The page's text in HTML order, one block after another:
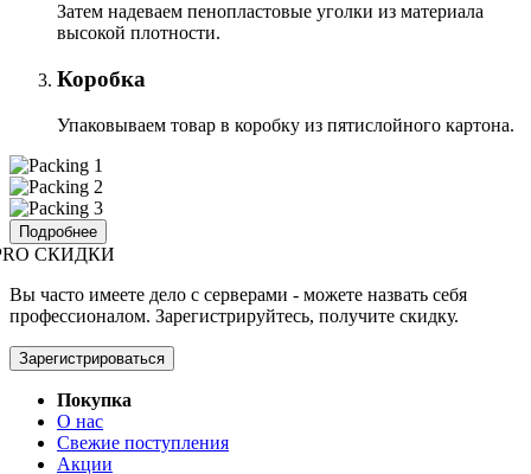
Затем надеваем пенопластовые уголки из материала
высокой плотности.
Коробка
Упаковываем товар в коробку из пятислойного картона.
Подробнее
СКИДКИ
Вы часто имеете дело с серверами - можете назвать себя
профессионалом. Зарегистрируйтесь, получите скидку.
Зарегистрироваться
Покупка
О нас
Свежие поступления
Акции